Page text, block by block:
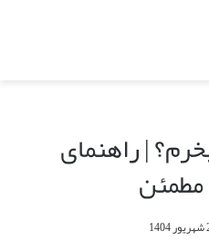
| راهنمای
مطمئن